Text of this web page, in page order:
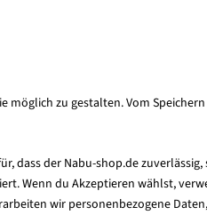
möglich zu gestalten. Vom
dass der Nabu-shop.de
Wenn du Akzeptieren wählst,
wir personenbezogene